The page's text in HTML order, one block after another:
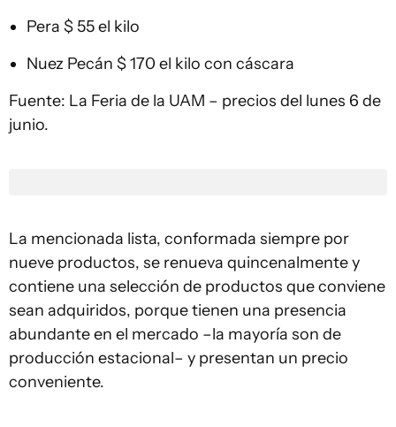
Pera $ 55 el kilo
Nuez Pecán $ 170 el kilo con cáscara
Fuente: La Feria de la UAM – precios del lunes 6 de
junio.
La mencionada lista, conformada siempre por
nueve productos, se renueva quincenalmente y
contiene una selección de productos que conviene
sean adquiridos, porque tienen una presencia
abundante en el mercado –la mayoría son de
producción estacional– y presentan un precio
conveniente.